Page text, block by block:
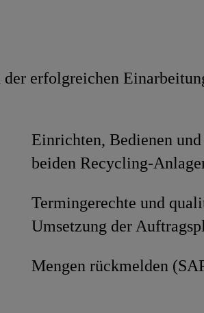
der erfolgreichen
Einrichten, Bedienen
beiden Recycling-
Termingerechte und
Umsetzung der
Mengen rückmelden